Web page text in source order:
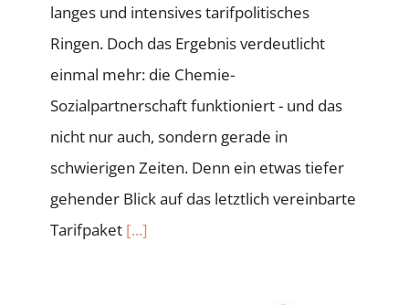
langes und intensives tarifpolitisches
Ringen. Doch das Ergebnis verdeutlicht
einmal mehr: die Chemie-
Sozialpartnerschaft funktioniert - und das
nicht nur auch, sondern gerade in
schwierigen Zeiten. Denn ein etwas tiefer
gehender Blick auf das letztlich vereinbarte
Tarifpaket [...]